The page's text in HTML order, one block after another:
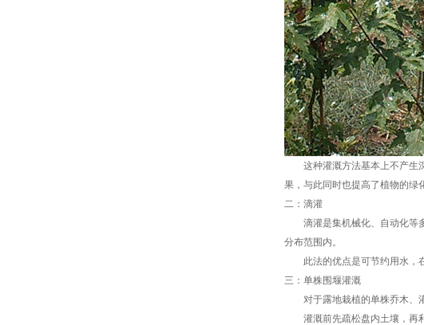
这种灌溉方法基本上不产生深
果，与此同时也提高了植物的绿
二：滴灌
滴灌是集机械化、自动化等多
分布范围内。
此法的优点是可节约用水，在
三：单株围堰灌溉
对于露地栽植的单株乔木、灌
灌溉前先疏松盘内土壤，再利